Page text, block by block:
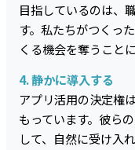
目指しているのは、
す。私たちがつくっ
くる機会を奪うこと
4. 静かに導入する
アプリ活用の決定権
もっています。彼ら
して、自然に受け入